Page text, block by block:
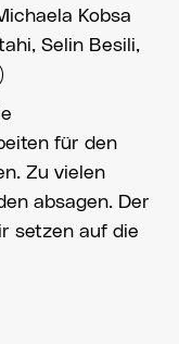
Kobsa
Selin Besili,
für den
Zu vielen
absagen. Der
setzen auf die